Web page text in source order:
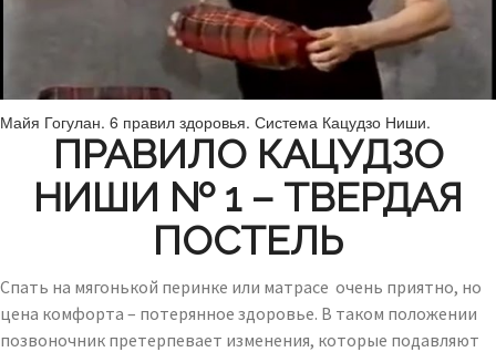
Майя Гогулан. 6 правил здоровья. Система Кацудзо Ниши.
ПРАВИЛО КАЦУДЗО
НИШИ № 1 – ТВЕРДАЯ
ПОСТЕЛЬ
Спать на мягонькой перинке или матрасе очень приятно, но
цена комфорта – потерянное здоровье. В таком положении
позвоночник претерпевает изменения, которые подавляют